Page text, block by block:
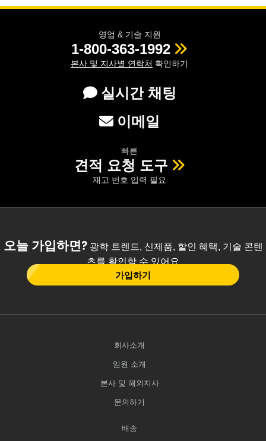
영업 & 기술 지원
1-800-363-1992
본사 및 지사별 연락처 확인하기
실시간 채팅
이메일
빠른
견적 요청 도구
재고 번호 입력 필요
오늘 가입하면?광학 트렌드, 신제품, 할인 혜택, 기술 콘텐
츠를 확인할 수 있어요
가입하기
회사소개
임원 소개
본사 및 해외지사
문의하기
배송